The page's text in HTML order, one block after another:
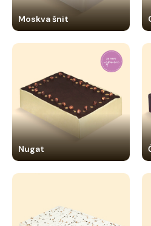
Moskva šnit
Nugat